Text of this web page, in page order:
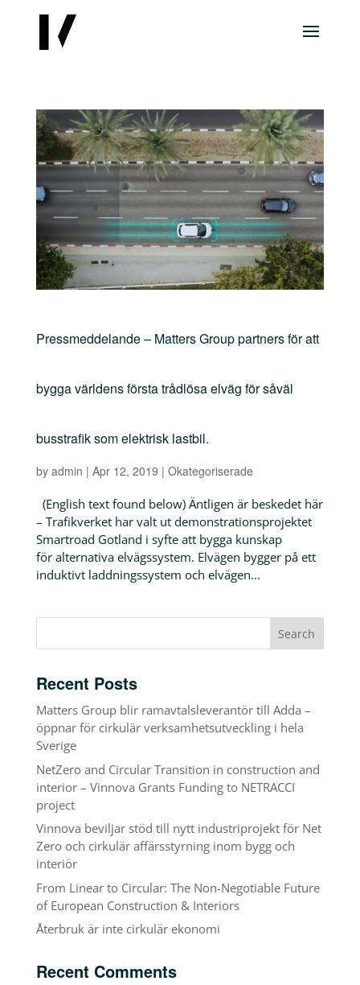
Pressmeddelande – Matters Group partners för att
bygga världens första trådlösa elväg för såväl
busstrafik som elektrisk lastbil.
by admin | Apr 12, 2019 | Okategoriserade
(English text found below) Äntligen är beskedet här
– Trafikverket har valt ut demonstrationsprojektet
Smartroad Gotland i syfte att bygga kunskap
för alternativa elvägssystem. Elvägen bygger på ett
induktivt laddningssystem och elvägen...
Recent Posts
Matters Group blir ramavtalsleverantör till Adda –
öppnar för cirkulär verksamhetsutveckling i hela
Sverige
NetZero and Circular Transition in construction and
interior – Vinnova Grants Funding to NETRACCI
project
Vinnova beviljar stöd till nytt industriprojekt för Net
Zero och cirkulär affärsstyrning inom bygg och
interiör
From Linear to Circular: The Non-Negotiable Future
of European Construction & Interiors
Återbruk är inte cirkulär ekonomi
Recent Comments